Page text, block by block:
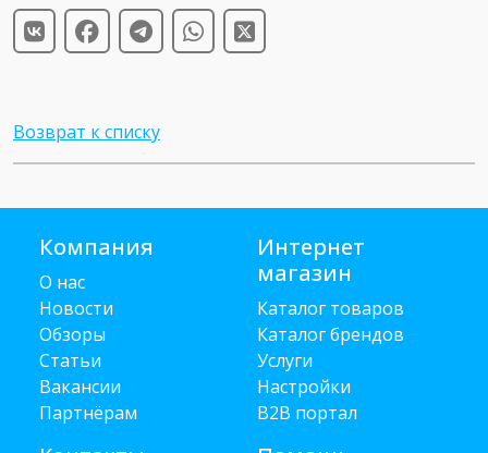
Возврат к списку
Компания
О нас
Новости
Обзоры
Статьи
Вакансии
Партнёрам
Интернет
магазин
Каталог товаров
Каталог брендов
Услуги
Настройки
B2B портал